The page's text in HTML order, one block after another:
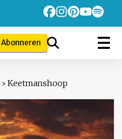
Abonneren
› Keetmanshoop